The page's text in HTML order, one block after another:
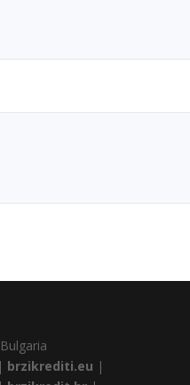
| brzikrediti.eu |